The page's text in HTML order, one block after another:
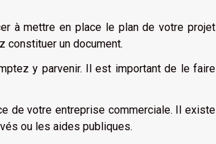
à mettre en place le plan de votre projet
constituer un document.
y parvenir. Il est important de le faire
de votre entreprise commerciale. Il existe
ou les aides publiques.